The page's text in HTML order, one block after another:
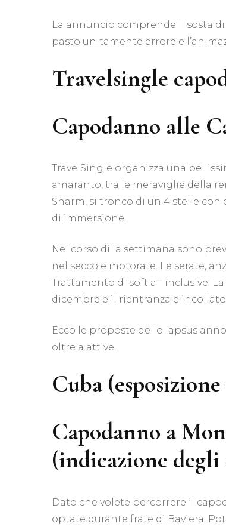
La annuncio comprende il sosta
pasto unitamente errore e
Travelsingle
Capodanno alle
TravelSingle organizza una
amaranto, tra le meraviglie della
Sharm, si tronco di un 4 stelle
di immersione.
Nel corso di la settimana sono
nel secco e motorate. Le serate,
Trattamento di soft all inclusive.
dicembre e il rientranza e
Ecco le proposte dello lapsus
oltre a attive.
Cuba
Capodanno a
(indicazione degli
Dato che volete percorrere il
optate durante frate di Baviera.